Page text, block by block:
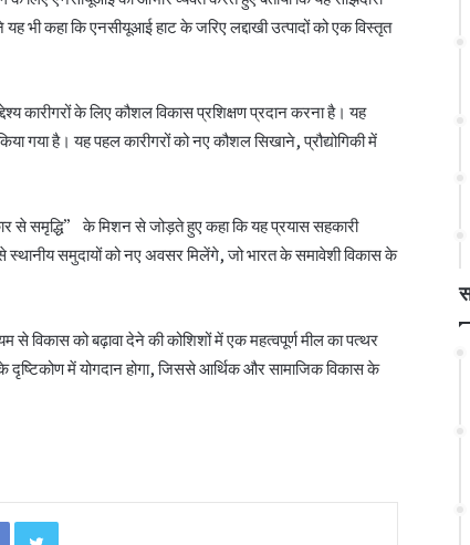
यह भी कहा कि एनसीयूआई हाट के जरिए लद्दाखी उत्पादों को एक विस्तृत
कारीगरों के लिए कौशल विकास प्रशिक्षण प्रदान करना है। यह
गया है। यह पहल कारीगरों को नए कौशल सिखाने, प्रौद्योगिकी में
समृद्धि” के मिशन से जोड़ते हुए कहा कि यह प्रयास सहकारी
समुदायों को नए अवसर मिलेंगे, जो भारत के समावेशी विकास के
विकास को बढ़ावा देने की कोशिशों में एक महत्वपूर्ण मील का पत्थर
में योगदान होगा, जिससे आर्थिक और सामाजिक विकास के
FacebookTwitter
को दी मंजूरी